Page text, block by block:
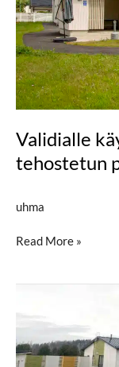
Validialle
tehostetun
uhma
Read More »
avaimet
käteen